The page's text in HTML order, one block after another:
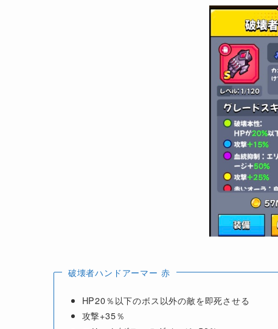
破壊者ハンドアーマー 赤
HP20％以下のボス以外の敵を即死させる
攻撃+35％